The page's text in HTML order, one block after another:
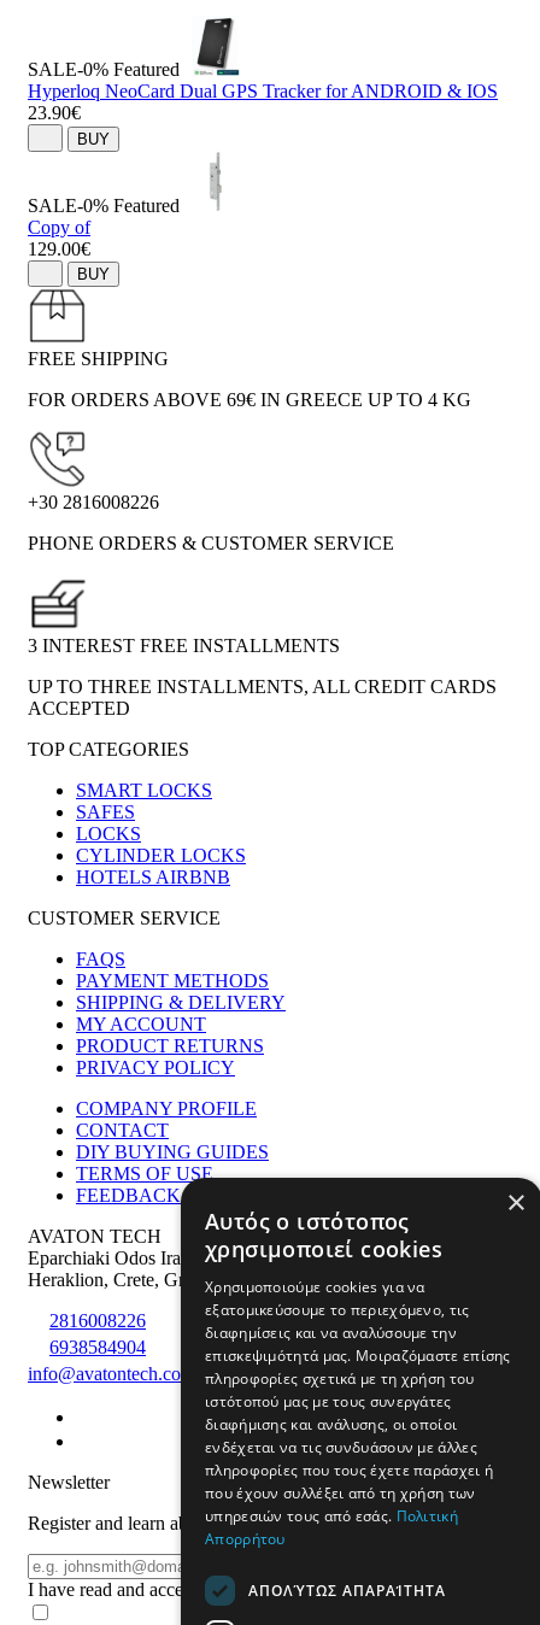
SALE-0% Featured
Hyperloq NeoCard Dual GPS Tracker for ANDROID & IOS
23.90€
BUY
SALE-0% Featured
Copy of
129.00€
BUY
FREE SHIPPING
FOR ORDERS ABOVE 69€ IN GREECE UP TO 4 KG
+30 2816008226
PHONE ORDERS & CUSTOMER SERVICE
3 INTEREST FREE INSTALLMENTS
UP TO THREE INSTALLMENTS, ALL CREDIT CARDS
ACCEPTED
TOP CATEGORIES
SMART LOCKS
SAFES
LOCKS
CYLINDER LOCKS
HOTELS AIRBNB
CUSTOMER SERVICE
FAQS
PAYMENT METHODS
SHIPPING & DELIVERY
MY ACCOUNT
PRODUCT RETURNS
PRIVACY POLICY
COMPANY PROFILE
CONTACT
DIY BUYING GUIDES
TERMS OF USE
FEEDBACK & SOCIAL MEDIA LINKS
AVATON TECH
Eparchiaki Odos Irakliou Agiou Silla 275, PS: 71500
Heraklion, Crete, Greece
2816008226
6938584904
info@avatontech.com
Newsletter
Register and learn about products and offers
Email
I have read and accept the terms of use
×
Αυτός ο ιστότοπος
χρησιμοποιεί cookies
Χρησιμοποιούμε cookies για να
εξατομικεύσουμε το περιεχόμενο, τις
διαφημίσεις και να αναλύσουμε την
επισκεψιμότητά μας. Μοιραζόμαστε επίσης
πληροφορίες σχετικά με τη χρήση του
ιστότοπού μας με τους συνεργάτες
διαφήμισης και ανάλυσης, οι οποίοι
ενδέχεται να τις συνδυάσουν με άλλες
πληροφορίες που τους έχετε παράσχει ή
που έχουν συλλέξει από τη χρήση των
υπηρεσιών τους από εσάς. Πολιτική
Απορρήτου
ΑΠΟΛΎΤΩΣ ΑΠΑΡΑΊΤΗΤΑ